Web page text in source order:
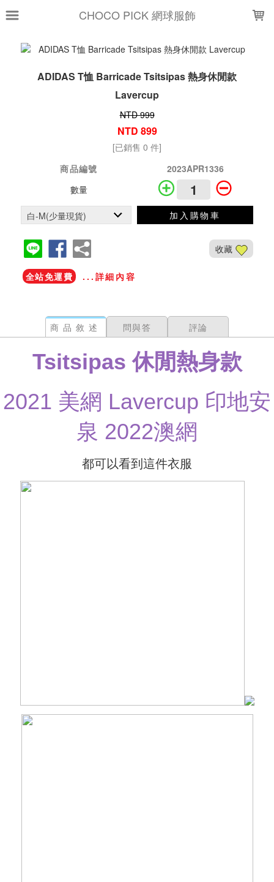
CHOCO PICK 網球服飾
ADIDAS T恤 Barricade Tsitsipas 熱身休閒款
Lavercup
NTD 999
NTD 899
[已銷售 0 件]
商品編號
2023APR1336
數量
加入購物車
收藏
全站免運費 ...詳細內容
商品敘述 問與答 評論